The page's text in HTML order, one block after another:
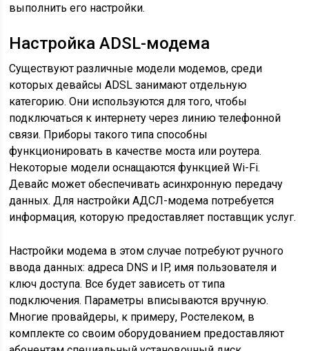
выполнить его настройки.
Настройка ADSL-модема
Существуют различные модели модемов, среди
которых девайсы ADSL занимают отдельную
категорию. Они используются для того, чтобы
подключаться к интернету через линию телефонной
связи. Приборы такого типа способны
функционировать в качестве моста или роутера.
Некоторые модели оснащаются функцией Wi-Fi.
Девайс может обеспечивать асинхронную передачу
данных. Для настройки АДСЛ-модема потребуется
информация, которую предоставляет поставщик услуг.
Настройки модема в этом случае потребуют ручного
ввода данных: адреса DNS и IP, имя пользователя и
ключ доступа. Все будет зависеть от типа
подключения. Параметры вписываются вручную.
Многие провайдеры, к примеру, Ростелеком, в
комплекте со своим оборудованием предоставляют